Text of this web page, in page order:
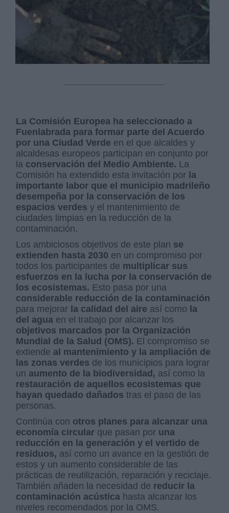
La Comisión Europea ha seleccionado a
Fuenlabrada para formar parte del Acuerdo
por una Ciudad Verde en el que alcaldes y
alcaldesas europeos participan en conjunto por
la conservación del Medio Ambiente. La
Comisión ha extendido esta invitación por la
importante labor que el municipio madrileño
desempeña por la conservación de los
espacios verdes y el mantenimiento de
ciudades limpias en la reducción de la
contaminación.
Los ambiciosos objetivos de este plan se
extienden hasta 2030 en un compromiso por
todos los participantes de multiplicar sus
esfuerzos en la lucha por la conservación de
los ecosistemas. Esto pasa por una
considerable reducción de la contaminación
para mejorar la calidad del aire así como la
del agua en el trabajo por alcanzar los
objetivos marcados por la Organización
Mundial de la Salud (OMS). El compromiso se
extiende al mantenimiento y la ampliación de
las zonas verdes de los municipios para lograr
un aumento de la biodiversidad, así como la
restauración de aquellos ecosistemas que
hayan quedado dañados tras el paso de las
personas.
Continúa con otros planes para alcanzar una
economía circular que pasan por una
reducción en la generación y el vertido de
residuos, así como un avance en la gestión de
estos y un aumento considerable de las
prácticas de reutilización, reparación y reciclaje.
También añaden la necesidad de reducir la
contaminación acústica hasta alcanzar los
niveles recomendados por la OMS.